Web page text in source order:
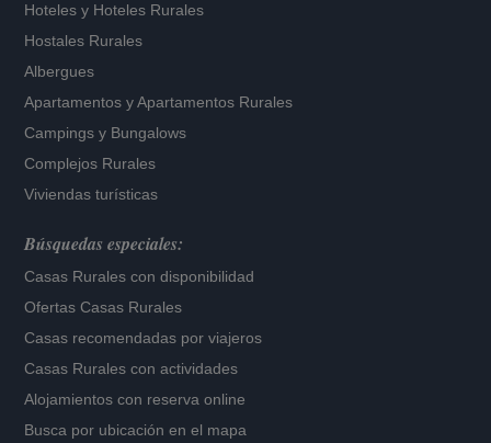
Hoteles y Hoteles Rurales
Hostales Rurales
Albergues
Apartamentos yApartamentos Rurales
Campings y Bungalows
Complejos Rurales
Viviendas turísticas
Búsquedas especiales:
Casas Rurales con disponibilidad
Ofertas Casas Rurales
Casas recomendadas por viajeros
Casas Rurales con actividades
Alojamientos con reserva online
Busca por ubicación en el mapa